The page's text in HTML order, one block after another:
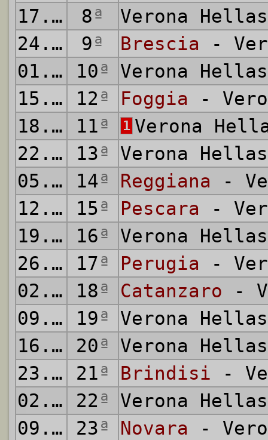
17.11.1974 8ª
Verona
24.11.1974
9ª Brescia -
01.12.1974
10ª
Verona
15.12.1974
12ª Foggia -
18.12.1974
11ª 1 Verona
22.12.1974
13ª
Verona
05.01.1975
14ª Reggiana -
12.01.1975
15ª Pescara -
19.01.1975
16ª
Verona
26.01.1975
17ª Perugia -
02.02.1975
18ª Catanzaro -
09.02.1975
19ª
Verona
16.02.1975
20ª
Verona
23.02.1975
21ª Brindisi -
02.03.1975
22ª
Verona
09.03.1975
23ª Novara -